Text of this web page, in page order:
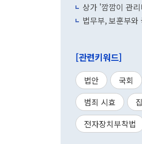
상가 '깜깜이 관
법무부, 보훈부
[관련키워드]
법안 국회
범죄 시효
전자장치부착법